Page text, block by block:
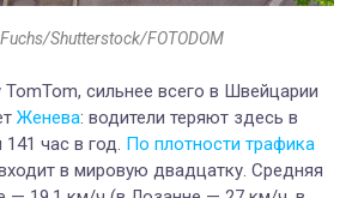
Shutterstock/FOTODOM
TomTom, сильнее всего в Швейцарии
Женева: водители теряют здесь в
час в год. По плотности трафика
в мировую двадцатку. Средняя